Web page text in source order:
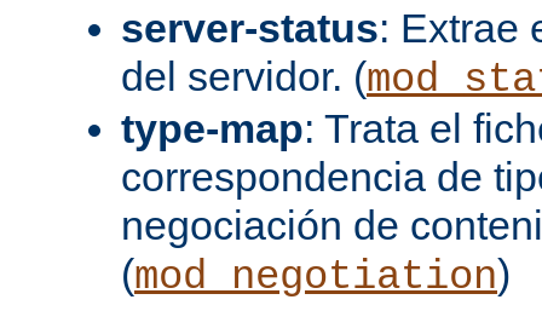
server-status: Extrae
del servidor. (
type-map: Trata el
correspondencia de
negociación de
(mod_negotiation)